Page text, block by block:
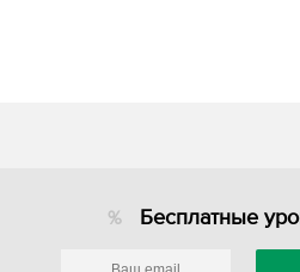
Бесплатные